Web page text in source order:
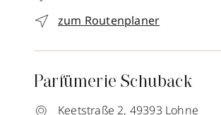
zum Routenplaner
Parfümerie Schuback
Keetstraße 2, 49393 Lohne